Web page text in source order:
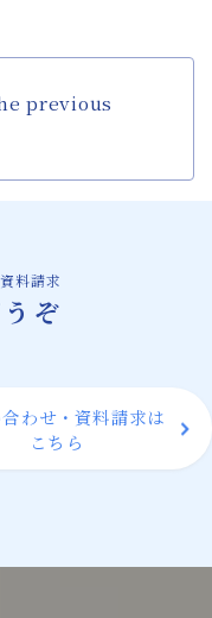
方法を提供する
指治療の新たな
previous
料請求
ぞ
わせ・資料請求は
こちら